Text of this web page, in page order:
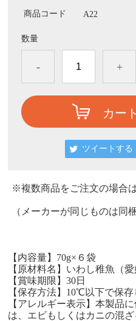
商品コード A22
数量
- +
カー
ツイートする
※複数商品をご注文の場合
（メーカーが同じものは同
【内容量】70g×６袋
【原材料名】いわし稚魚（愛
【賞味期限】30日
【保存方法】10℃以下で保
【アレルギー表示】本製品
は、エビもしくはカニの混